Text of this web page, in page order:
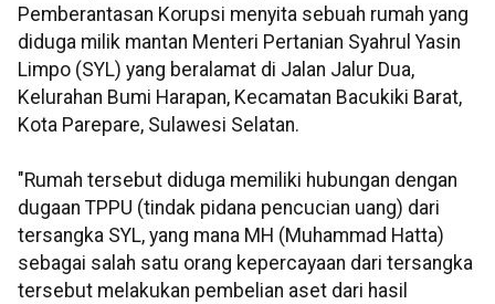
Pemberantasan Korupsi menyita sebuah rumah yang
diduga milik mantan Menteri Pertanian Syahrul Yasin
Limpo (SYL) yang beralamat di Jalan Jalur Dua,
Kelurahan Bumi Harapan, Kecamatan Bacukiki Barat,
Kota Parepare, Sulawesi Selatan.
"Rumah tersebut diduga memiliki hubungan dengan
dugaan TPPU (tindak pidana pencucian uang) dari
tersangka SYL, yang mana MH (Muhammad Hatta)
sebagai salah satu orang kepercayaan dari tersangka
tersebut melakukan pembelian aset dari hasil